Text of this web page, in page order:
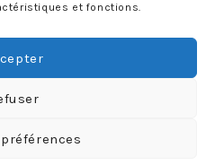
et fonctions.
autres abonnés